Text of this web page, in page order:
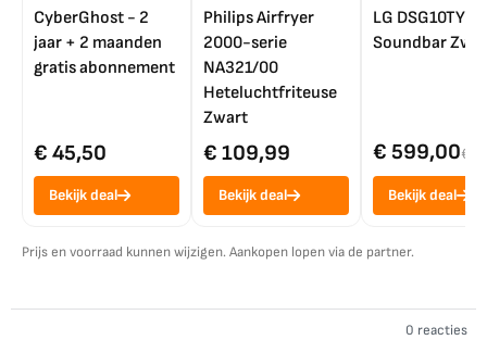
CyberGhost - 2
jaar + 2 maanden
gratis abonnement
€ 45,50
Bekijk deal
Philips Airfryer
2000-serie
NA321/00
Heteluchtfriteuse
Zwart
€ 109,99
Bekijk deal
LG DSG10TY
Soundbar
€ 599,00€
Bekijk deal
Prijs en voorraad kunnen wijzigen. Aankopen lopen via de partner.
0 reacties